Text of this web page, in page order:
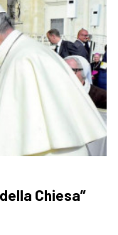
Chiesa”